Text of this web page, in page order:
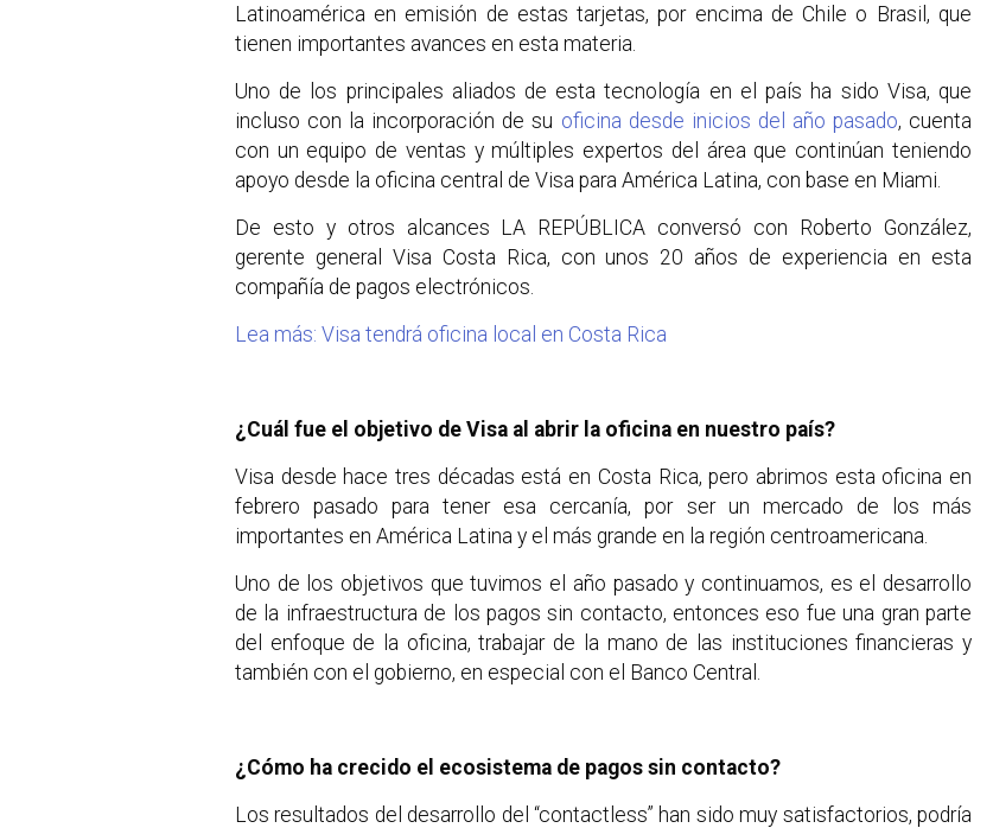
Latinoamérica en emisión de estas tarjetas, por encima de Chile o Brasil, que
tienen importantes avances en esta materia.
Uno de los principales aliados de esta tecnología en el país ha sido Visa, que
incluso con la incorporación de su oficina desde inicios del año pasado, cuenta
con un equipo de ventas y múltiples expertos del área que continúan teniendo
apoyo desde la oficina central de Visa para América Latina, con base en Miami.
De esto y otros alcances LA REPÚBLICA conversó con Roberto González,
gerente general Visa Costa Rica, con unos 20 años de experiencia en esta
compañía de pagos electrónicos.
Lea más: Visa tendrá oficina local en Costa Rica
¿Cuál fue el objetivo de Visa al abrir la oficina en nuestro país?
Visa desde hace tres décadas está en Costa Rica, pero abrimos esta oficina en
febrero pasado para tener esa cercanía, por ser un mercado de los más
importantes en América Latina y el más grande en la región centroamericana.
Uno de los objetivos que tuvimos el año pasado y continuamos, es el desarrollo
de la infraestructura de los pagos sin contacto, entonces eso fue una gran parte
del enfoque de la oficina, trabajar de la mano de las instituciones financieras y
también con el gobierno, en especial con el Banco Central.
¿Cómo ha crecido el ecosistema de pagos sin contacto?
Los resultados del desarrollo del “contactless” han sido muy satisfactorios, podría